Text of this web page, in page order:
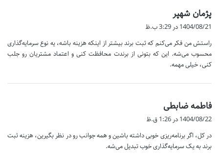
پژمان شهپر
ف
:
1404/08/21 در 3:29 ب.ظ
راستش من فکر می‌کنم که ثبت برند بیشتر از اینکه هزینه باشه، یه نوع سرمایه‌گذاری
محسوب می‌شه. این که بتونی از برندت محافظت کنی و اعتماد مشتریان رو جلب
کنی، خیلی مهمه.
فاطمه ضابطی
ف
:
1404/08/22 در 1:26 ق.ظ
در کل، اگر برنامه‌ریزی خوبی داشته باشین و همه جوانب رو در نظر بگیرین، هزینه ثبت
برند به یک سرمایه‌گذاری خوب تبدیل می‌شه.